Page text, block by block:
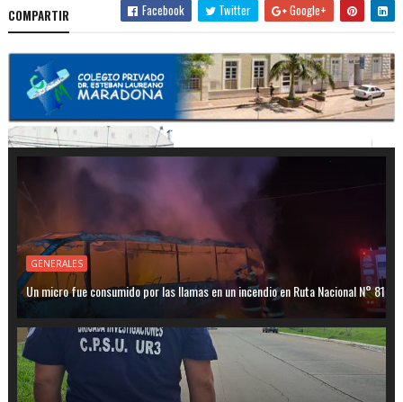
COMPARTIR Facebook Twitter Google+
GENERALES
Un micro fue consumido por las llamas en un incendio en Ruta Nacional N° 81